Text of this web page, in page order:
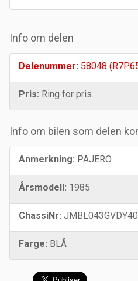
Info om delen
Delenummer: 58048
Pris: Ring for pris.
Info om bilen som delen
Anmerkning: PAJERO
Årsmodell: 1985
ChassiNr:
Farge: BLÅ